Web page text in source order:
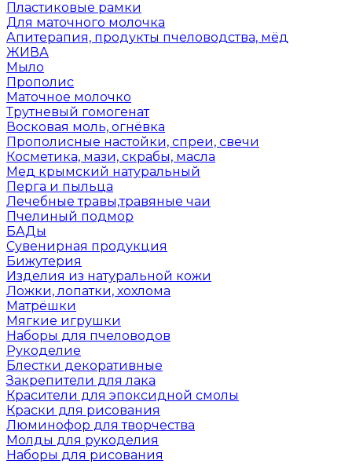
Пластиковые рамки
Для маточного молочка
Апитерапия, продукты пчеловодства, мёд
ЖИВА
Мыло
Прополис
Маточное молочко
Трутневый гомогенат
Восковая моль, огнёвка
Прополисные настойки, спреи, свечи
Косметика, мази, скрабы, масла
Мед крымский натуральный
Перга и пыльца
Лечебные травы,травяные чаи
Пчелиный подмор
БАДы
Сувенирная продукция
Бижутерия
Изделия из натуральной кожи
Ложки, лопатки, хохлома
Матрёшки
Мягкие игрушки
Наборы для пчеловодов
Рукоделие
Блестки декоративные
Закрепители для лака
Красители для эпоксидной смолы
Краски для рисования
Люминофор для творчества
Молды для рукоделия
Наборы для рисования